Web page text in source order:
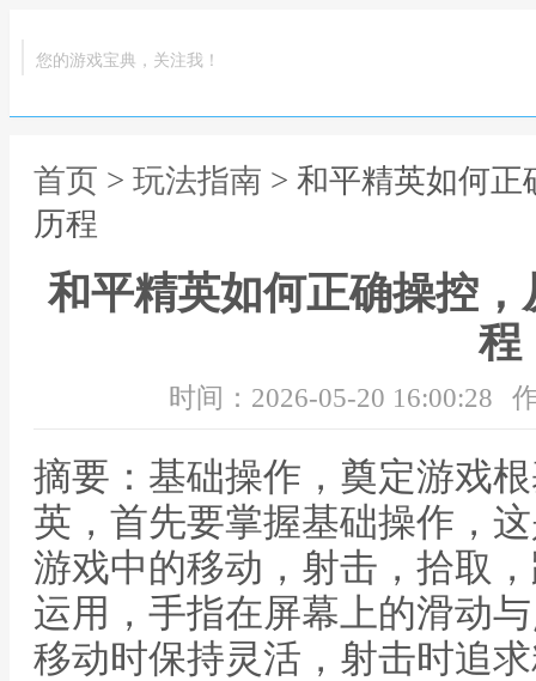
您的游戏宝典，关注我！
首页 > 玩法指南 > 和平精英如何
历程
和平精英如何正确操控
程
时间：2026-05-20 16:00:28
摘要：基础操作，奠定游戏
英，首先要掌握基础操作，
游戏中的移动，射击，拾取
运用，手指在屏幕上的滑动
移动时保持灵活，射击时追